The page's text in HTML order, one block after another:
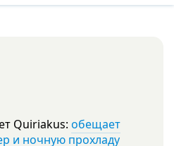
Quiriakus: обещает
и ночную прохладу